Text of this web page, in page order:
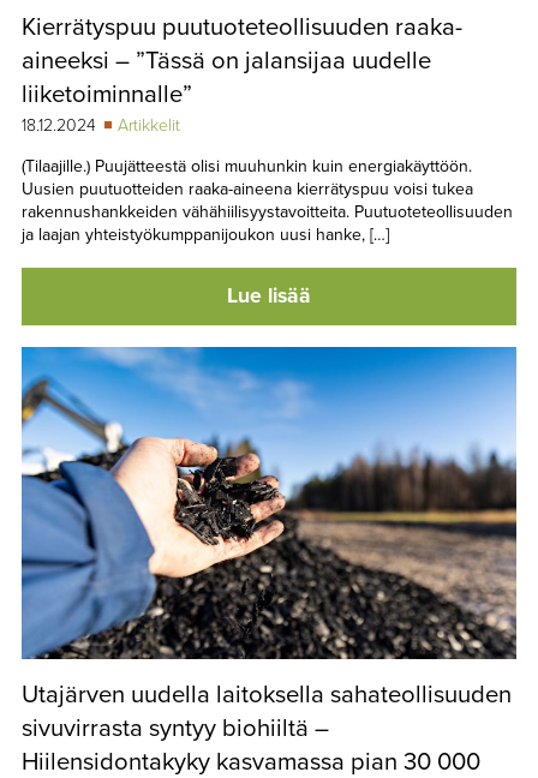
Kierrätyspuu puutuoteteollisuuden raaka-
aineeksi – ”Tässä on jalansijaa uudelle
liiketoiminnalle”
18.12.2024
Artikkelit
(Tilaajille.) Puujätteestä olisi muuhunkin kuin energiakäyttöön.
Uusien puutuotteiden raaka-aineena kierrätyspuu voisi tukea
rakennushankkeiden vähähiilisyystavoitteita. Puutuoteteollisuuden
ja laajan yhteistyökumppanijoukon uusi hanke, […]
Lue lisää
Utajärven uudella laitoksella sahateollisuuden
sivuvirrasta syntyy biohiiltä –
Hiilensidontakyky kasvamassa pian 30 000